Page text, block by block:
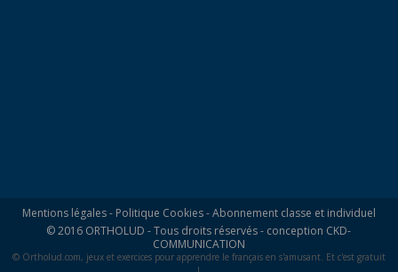
Mentions légales- Politique Cookies-Abonnement classe et individuel
© 2016 ORTHOLUD - Tous droits réservés - conception CKD-
COMMUNICATION
© Ortholud.com, jeux et exercices pour apprendre le français en s'amusant. Et c'est gratuit